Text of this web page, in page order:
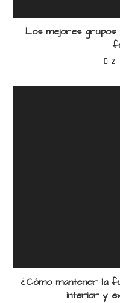
Los mejores grupos
2
¿Cómo mantener la
interior y